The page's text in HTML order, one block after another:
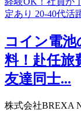
コイン電池
料！赴任旅
友達同士...
株式会社BREXA